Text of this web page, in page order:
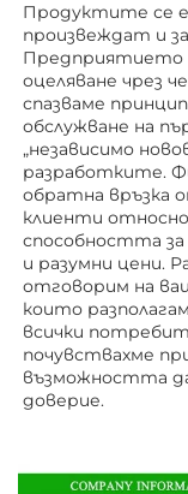
Продуктите се
произвеждат и
Предприятието
оцеляване чрез
спазваме
обслужване на
„независимо
разработките.
обратна връзка
клиенти
способността за
и разумни цени.
отговорим на
които
всички
почувствахме
възможността
доверие.